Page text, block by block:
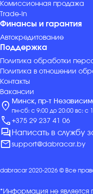
Комиссионная продажа
Trade-in
Финансы и гарантия
Автокредитование
Поддержка
Политика обработки
Политика в отношении
Контакты
Вакансии
location_on Минск, пр-т
пн-сб: с 9:00 до 20:00 вс: с
call +375 29 237 41 06
forum Написать в службу
mail support@dabracar.by
dabracar 2020-2026 © Все
*Информация не является